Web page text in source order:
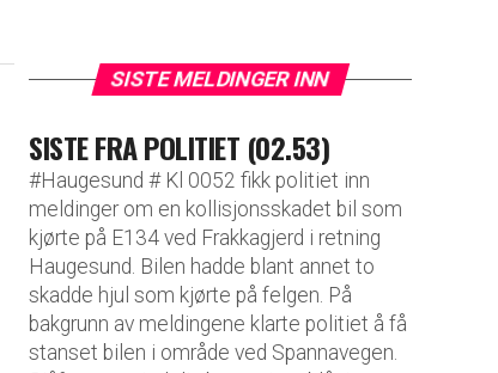
SISTE MELDINGER INN
SISTE FRA POLITIET (02.53)
#Haugesund # Kl 0052 fikk politiet inn
meldinger om en kollisjonsskadet bil som
kjørte på E134 ved Frakkagjerd i retning
Haugesund. Bilen hadde blant annet to
skadde hjul som kjørte på felgen. På
bakgrunn av meldingene klarte politiet å få
stanset bilen i område ved Spannavegen.